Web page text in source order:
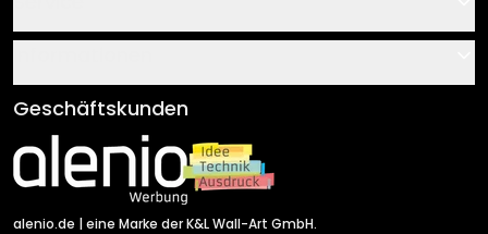
Über uns
Klebe- und Montageanleitungen
Newsletter An-/Abmeldung
Sendungsverfolgung
AGB
Impressum
Versand & Zahlung
Rücksendung
Geschäftskunden
alenio.de | eine Marke der K&L Wall-Art GmbH.